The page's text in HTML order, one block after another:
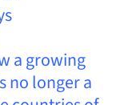
a growing
no longer a